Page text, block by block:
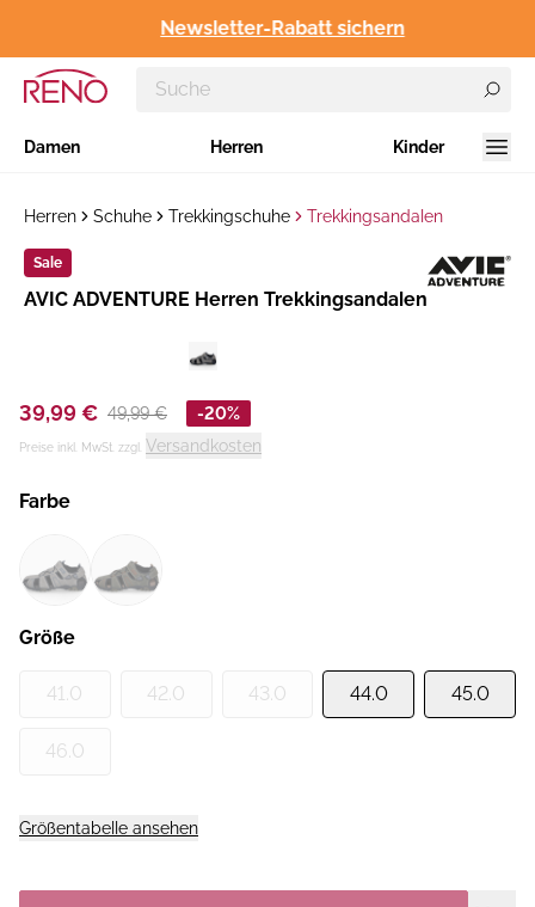
Newsletter-Rabatt sichern
Damen Herren Kinder
Herren Schuhe Trekkingschuhe Trekkingsandalen
Sale
Hersteller:
AVIC ADVENTURE Herren Trekkingsandalen
39,99 € 49,99 € -20%
Preise inkl. MwSt. zzgl. Versandkosten
Farbe
Größe
41.0 42.0 43.0 44.0 45.0
46.0
Größentabelle ansehen